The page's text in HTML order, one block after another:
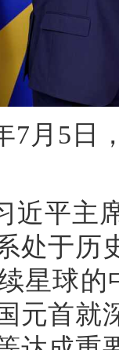
7月5日
近平主
处于历
星球
元首就